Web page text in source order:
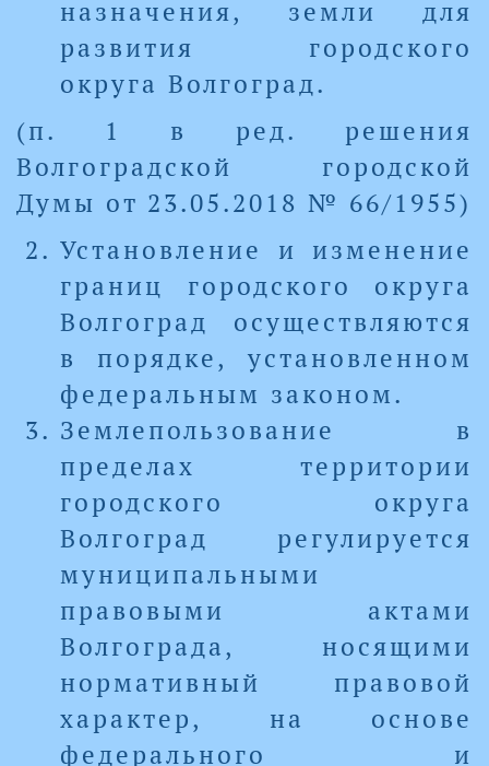
назначения, земли для
развития городского
округа Волгоград.
(п. 1 в ред. решения
Волгоградской городской
Думы от 23.05.2018 № 66/1955)
Установление и изменение
границ городского округа
Волгоград осуществляются
в порядке, установленном
федеральным законом.
Землепользование в
пределах территории
городского округа
Волгоград регулируется
муниципальными
правовыми актами
Волгограда, носящими
нормативный правовой
характер, на основе
федерального и